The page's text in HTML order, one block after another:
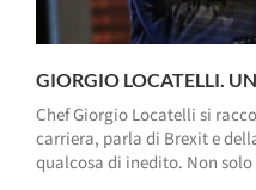
GIORGIO LOCATELLI.
Chef Giorgio Locatelli si
carriera, parla di Brexit e
qualcosa di inedito. Non